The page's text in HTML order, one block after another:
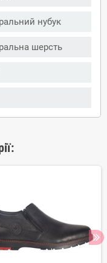
нубук
шерсть